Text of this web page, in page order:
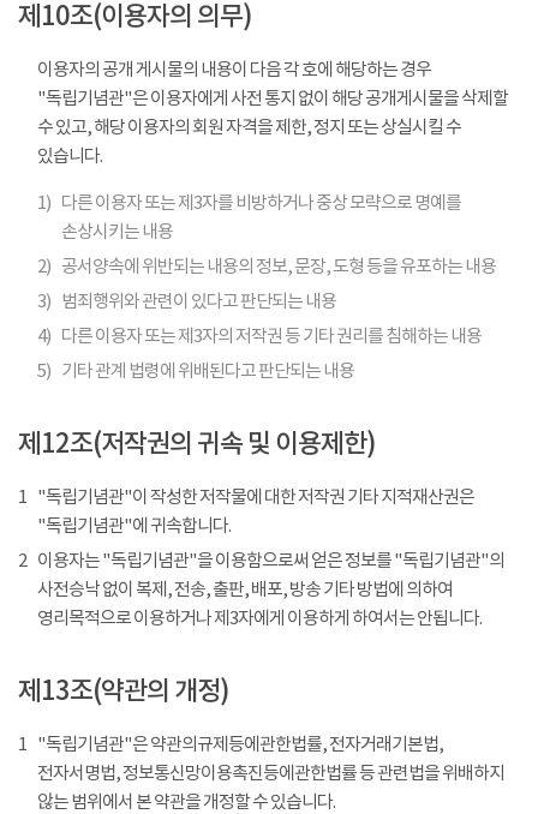
제10조(이용자의 의무)
이용자의 공개 게시물의 내용이 다음 각 호에 해당하는 경우
"독립기념관"은 이용자에게 사전 통지 없이 해당 공개게시물을 삭제할
수 있고, 해당 이용자의 회원 자격을 제한, 정지 또는 상실시킬 수
있습니다.
1) 다른 이용자 또는 제3자를 비방하거나 중상 모략으로 명예를
손상시키는 내용
2) 공서양속에 위반되는 내용의 정보, 문장, 도형 등을 유포하는 내용
3)
범죄행위와 관련이 있다고 판단되는 내용
4) 다른 이용자 또는 제3자의 저작권 등 기타 권리를 침해하는 내용
5) 기타 관계 법령에 위배된다고 판단되는 내용
제12조(저작권의 귀속 및 이용제한)
1 "독립기념관"이 작성한 저작물에 대한 저작권 기타 지적재산권은
"독립기념관"에 귀속합니다.
2 이용자는 "독립기념관"을 이용함으로써 얻은 정보를 "독립기념관"의
사전승낙 없이 복제, 전송, 출판, 배포, 방송 기타 방법에 의하여
영리목적으로 이용하거나 제3자에게 이용하게 하여서는 안됩니다.
제13조(약관의 개정)
1 "독립기념관"은 약관의규제등에관한법률, 전자거래기본법,
전자서명법, 정보통신망이용촉진등에관한법률 등 관련법을 위배하지
않는 범위에서 본 약관을 개정할 수 있습니다.